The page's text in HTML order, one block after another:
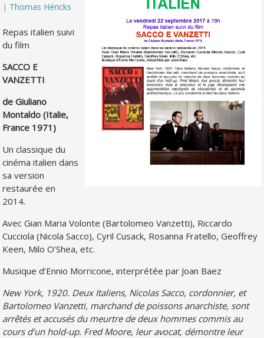
| Thomas Héricks
Repas italien suivi
du film
SACCO E
VANZETTI
de Giuliano
Montaldo (Italie,
France 1971)
Un classique du
cinéma italien dans
sa version
restaurée en
2014.
Avec Gian Maria Volonte (Bartolomeo Vanzetti), Riccardo
Cucciola (Nicola Sacco), Cyril Cusack, Rosanna Fratello, Geoffrey
Keen, Milo O’Shea, etc.
Musique d’Ennio Morricone, interprétée par Joan Baez
New York, 1920. Deux Italiens, Nicolas Sacco, cordonnier, et
Bartolomeo Vanzetti, marchand de poissons anarchiste, sont
arrêtés et accusés du meurtre de deux hommes commis au
cours d’un hold-up. Fred Moore, leur avocat, démontre leur